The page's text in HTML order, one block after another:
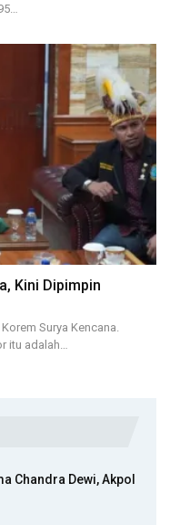
Kini Dipimpin
Surya Kencana.
itu adalah…
Chandra Dewi, Akpol